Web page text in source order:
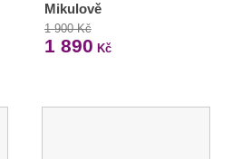
Mikulově
1 900 Kč
1 890 Kč